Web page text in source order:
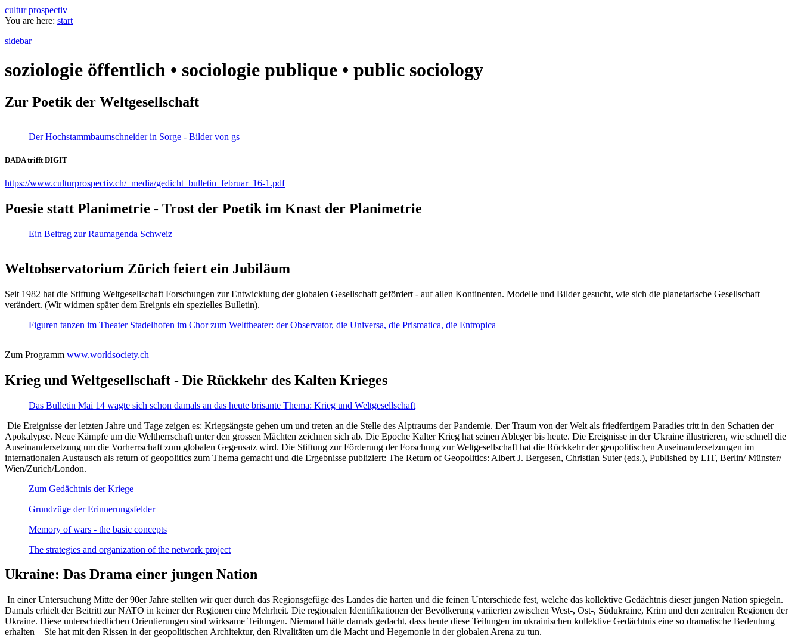
cultur prospectiv
You are here: start
sidebar
soziologie öffentlich • sociologie publique • public sociology
Zur Poetik der Weltgesellschaft
Der Hochstammbaumschneider in Sorge - Bilder von gs
DADA trifft DIGIT
https://www.culturprospectiv.ch/_media/gedicht_bulletin_februar_16-1.pdf
Poesie statt Planimetrie - Trost der Poetik im Knast der Planimetrie
Ein Beitrag zur Raumagenda Schweiz
Weltobservatorium Zürich feiert ein Jubiläum
Seit 1982 hat die Stiftung Weltgesellschaft Forschungen zur Entwicklung der globalen Gesellschaft gefördert - auf allen Kontinenten. Modelle und Bilder gesucht, wie sich die planetarische Gesellschaft
verändert. (Wir widmen später dem Ereignis ein spezielles Bulletin).
Figuren tanzen im Theater Stadelhofen im Chor zum Welttheater: der Observator, die Universa, die Prismatica, die Entropica
Zum Programm www.worldsociety.ch
Krieg und Weltgesellschaft - Die Rückkehr des Kalten Krieges
Das Bulletin Mai 14 wagte sich schon damals an das heute brisante Thema: Krieg und Weltgesellschaft
Die Ereignisse der letzten Jahre und Tage zeigen es: Kriegsängste gehen um und treten an die Stelle des Alptraums der Pandemie. Der Traum von der Welt als friedfertigem Paradies tritt in den Schatten der
Apokalypse. Neue Kämpfe um die Weltherrschaft unter den grossen Mächten zeichnen sich ab. Die Epoche Kalter Krieg hat seinen Ableger bis heute. Die Ereignisse in der Ukraine illustrieren, wie schnell die
Auseinandersetzung um die Vorherrschaft zum globalen Gegensatz wird. Die Stiftung zur Förderung der Forschung zur Weltgesellschaft hat die Rückkehr der geopolitischen Auseinandersetzungen im
internationalen Austausch als return of geopolitics zum Thema gemacht und die Ergebnisse publiziert: The Return of Geopolitics: Albert J. Bergesen, Christian Suter (eds.), Published by LIT, Berlin/ Münster/
Wien/Zurich/London.
Zum Gedächtnis der Kriege
Grundzüge der Erinnerungsfelder
Memory of wars - the basic concepts
The strategies and organization of the network project
Ukraine: Das Drama einer jungen Nation
In einer Untersuchung Mitte der 90er Jahre stellten wir quer durch das Regionsgefüge des Landes die harten und die feinen Unterschiede fest, welche das kollektive Gedächtnis dieser jungen Nation spiegeln.
Damals erhielt der Beitritt zur NATO in keiner der Regionen eine Mehrheit. Die regionalen Identifikationen der Bevölkerung variierten zwischen West-, Ost-, Südukraine, Krim und den zentralen Regionen der
Ukraine. Diese unterschiedlichen Orientierungen sind wirksame Teilungen. Niemand hätte damals gedacht, dass heute diese Teilungen im ukrainischen kollektive Gedächtnis eine so dramatische Bedeutung
erhalten – Sie hat mit den Rissen in der geopolitischen Architektur, den Rivalitäten um die Macht und Hegemonie in der globalen Arena zu tun.